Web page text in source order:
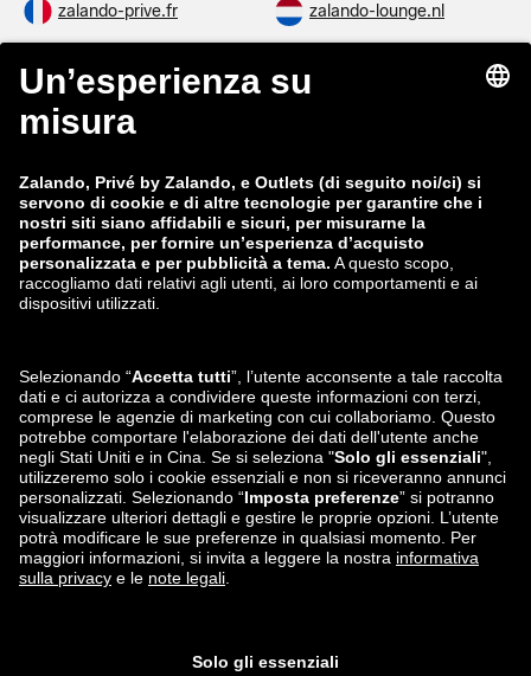
zalando-prive.fr zalando-lounge.nl
zalando-lounge.be
zalando-lounge.fi
zalando-prive.es zalando-lounge.cz
zalando-lounge.lt zalando-lounge.sk
zalando-lounge.si zalando-lounge.hu
zalando-lounge.lu zalando-lounge.ee
zalando-lounge.lv zalando-lounge.no
Seguici su